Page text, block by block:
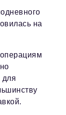
на
для